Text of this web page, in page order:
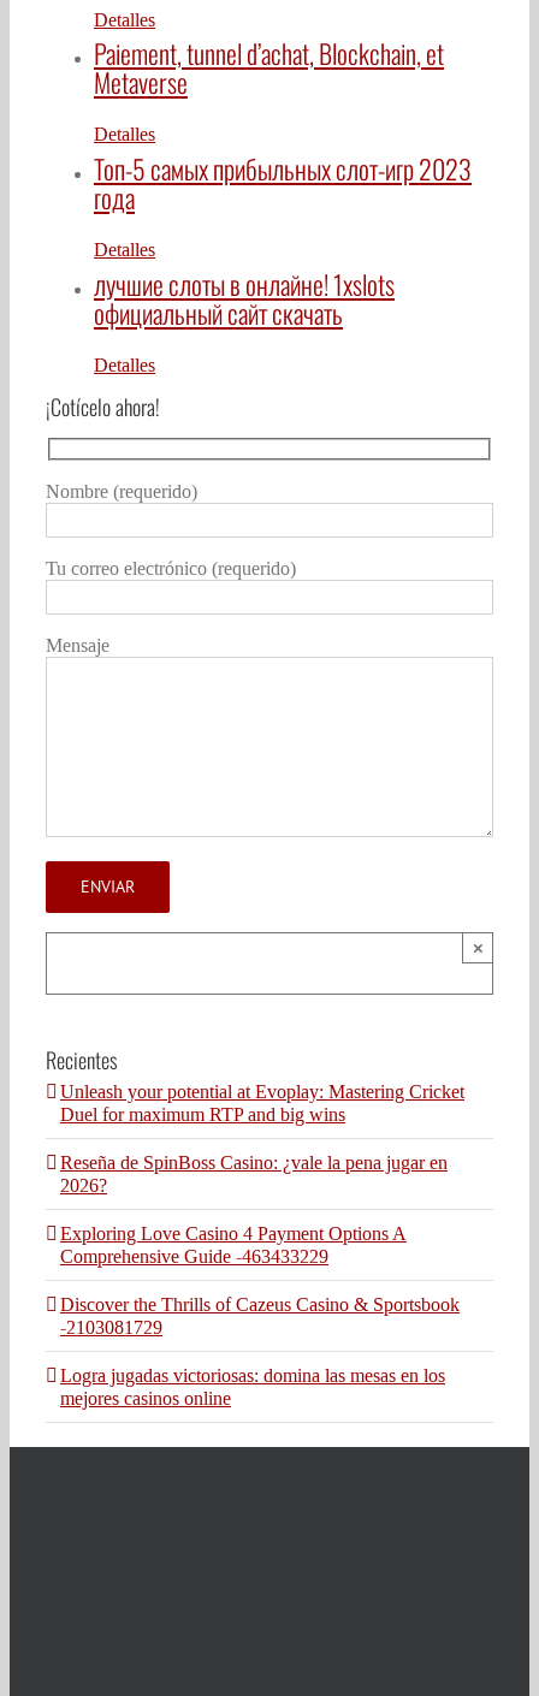
Detalles
Paiement, tunnel d’achat, Blockchain, et
Metaverse
Detalles
Топ-5 самых прибыльных слот-игр 2023
года
Detalles
лучшие слоты в онлайне! 1xslots
официальный сайт скачать
Detalles
¡Cotícelo ahora!
Nombre (requerido)
Tu correo electrónico (requerido)
Mensaje
×
Recientes
Unleash your potential at Evoplay: Mastering Cricket
Duel for maximum RTP and big wins
Reseña de SpinBoss Casino: ¿vale la pena jugar en
2026?
Exploring Love Casino 4 Payment Options A
Comprehensive Guide -463433229
Discover the Thrills of Cazeus Casino & Sportsbook
-2103081729
Logra jugadas victoriosas: domina las mesas en los
mejores casinos online